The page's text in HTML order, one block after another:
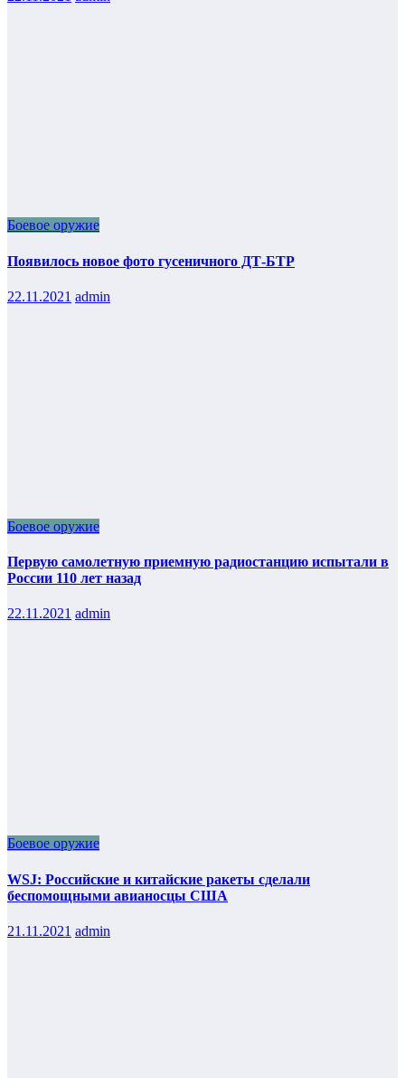
Боевое оружие
Появилось новое фото гусеничного ДТ-БТР
22.11.2021 admin
Боевое оружие
Первую самолетную приемную радиостанцию испытали в
России 110 лет назад
22.11.2021 admin
Боевое оружие
WSJ: Российские и китайские ракеты сделали
беспомощными авианосцы США
21.11.2021 admin